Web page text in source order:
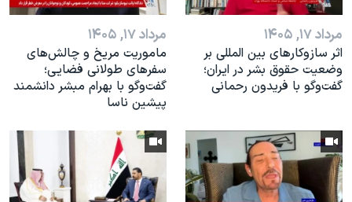
مرداد ۱۷, ۱۴۰۵
اثر ساز‌و‌کارهای بین المللی بر
وضعیت حقوق بشر در ایران؛
گفت‌وگو با فریدون رحمانی
مرداد ۱۷, ۱۴۰۵
ماموریت مریخ و چالش‌های
سفرهای طولانی فضایی؛
گفت‌وگو با بهرام مبشر دانشمند
پیشین ناسا